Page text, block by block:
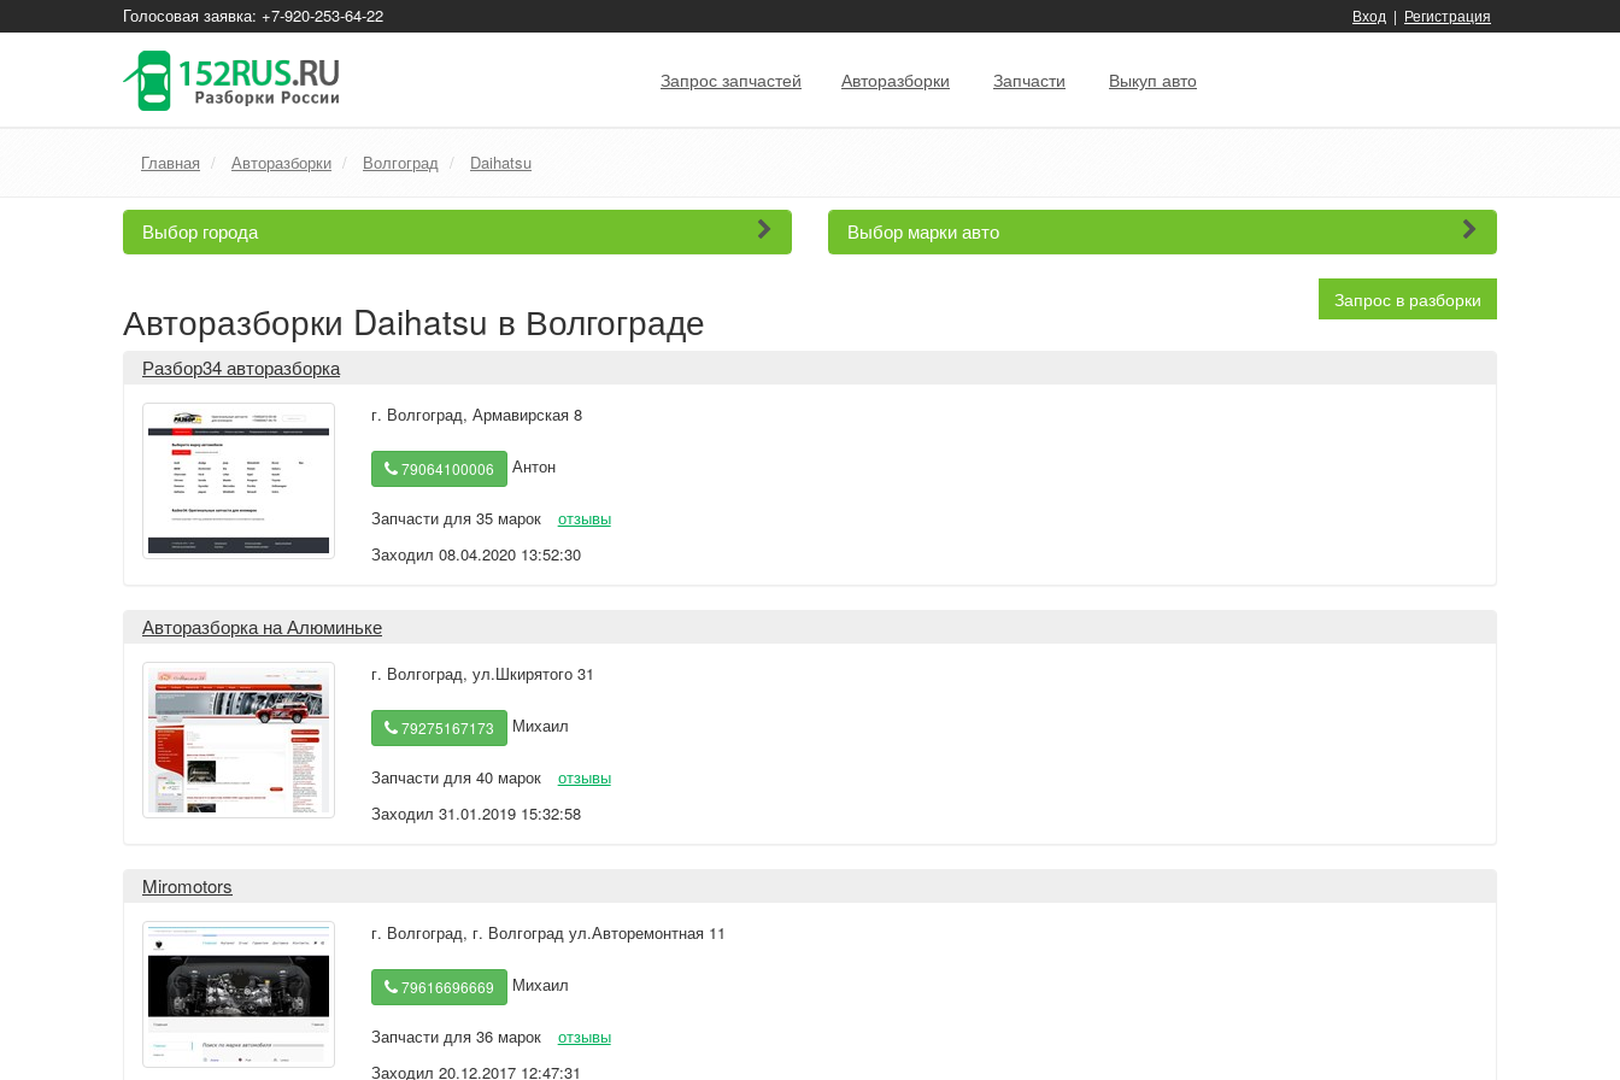
Голосовая заявка: +7-920-253-64-22 Вход | Регистрация
Запрос запчастей Авторазборки Запчасти Выкуп авто
Главная Авторазборки Волгоград Daihatsu
Выбор города Выбор марки авто
Запрос в разборки
Авторазборки Daihatsu в Волгограде
Разбор34 авторазборка
г. Волгоград, Армавирская 8
79064100006 Антон
Запчасти для 35 марок
отзывы
Заходил 08.04.2020 13:52:30
Авторазборка на Алюминьке
г. Волгоград, ул.Шкирятого 31
79275167173 Михаил
Запчасти для 40 марок
отзывы
Заходил 31.01.2019 15:32:58
Miromotors
г. Волгоград, г. Волгоград ул.Авторемонтная 11
79616696669 Михаил
Запчасти для 36 марок
отзывы
Заходил 20.12.2017 12:47:31